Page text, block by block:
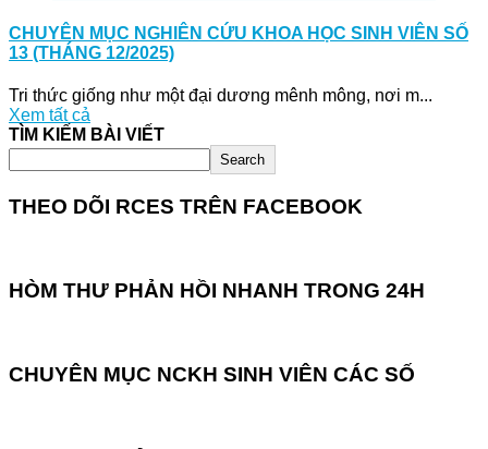
CHUYÊN MỤC NGHIÊN CỨU KHOA HỌC SINH VIÊN SỐ
13 (THÁNG 12/2025)
Tri thức giống như một đại dương mênh mông, nơi m...
Xem tất cả
TÌM KIẾM BÀI VIẾT
Search
THEO DÕI RCES TRÊN FACEBOOK
HÒM THƯ PHẢN HỒI NHANH TRONG 24H
CHUYÊN MỤC NCKH SINH VIÊN CÁC SỐ